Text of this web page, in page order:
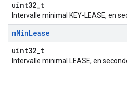
uint32_t
Intervalle minimal KEY-LEASE, en
mMinLease
uint32_t
Intervalle minimal LEASE, en